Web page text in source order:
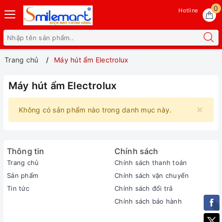
0
Hotline
Trang chủ Máy hút ẩm Electrolux
Máy hút ẩm Electrolux
×
Không có sản phẩm nào trong danh mục này.
Thông tin
Trang chủ
Sản phẩm
Tin tức
Chính sách
Chính sách thanh toán
Chính sách vận chuyển
Chính sách đổi trả
Chính sách bảo hành